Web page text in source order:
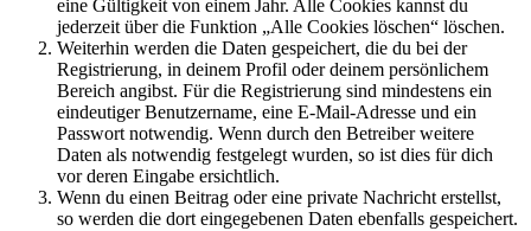
eine Gültigkeit von einem Jahr. Alle Cookies kannst du
jederzeit über die Funktion „Alle Cookies löschen“ löschen.
Weiterhin werden die Daten gespeichert, die du bei der
Registrierung, in deinem Profil oder deinem persönlichem
Bereich angibst. Für die Registrierung sind mindestens ein
eindeutiger Benutzername, eine E-Mail-Adresse und ein
Passwort notwendig. Wenn durch den Betreiber weitere
Daten als notwendig festgelegt wurden, so ist dies für dich
vor deren Eingabe ersichtlich.
Wenn du einen Beitrag oder eine private Nachricht erstellst,
so werden die dort eingegebenen Daten ebenfalls gespeichert.